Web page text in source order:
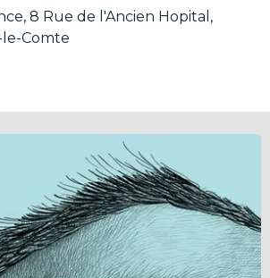
8 Rue de l'Ancien Hopital,
Comte